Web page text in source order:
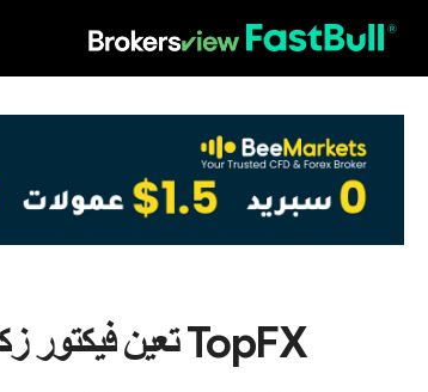
TopFX تعين فيكتور زكريادس رئيسا تنفيذيا